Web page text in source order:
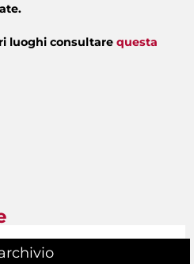
luoghi consultare questa